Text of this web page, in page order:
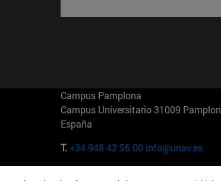
Campus Pamplona
Campus Universitario 31009
España
T.+34 948 42 56 00 info@unav.es